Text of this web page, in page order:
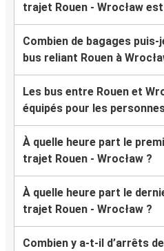
trajet Rouen - Wrocław
Combien de bagages
bus reliant Rouen à
Les bus entre Rouen et
équipés pour les
À quelle heure part le
trajet Rouen - Wrocław ?
À quelle heure part le
trajet Rouen - Wrocław ?
Combien y a-t-il d’arrêts